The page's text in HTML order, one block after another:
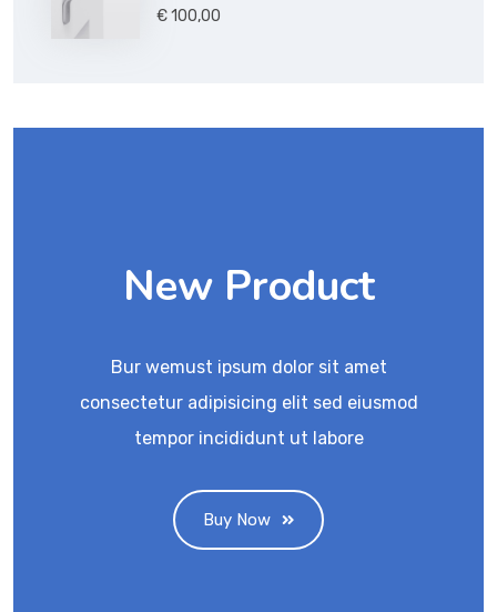
Note4.00
sur 5
€100,00
New Product
Bur wemust ipsum dolor sit amet
consectetur adipisicing elit sed eiusmod
tempor incididunt ut labore
Buy Now